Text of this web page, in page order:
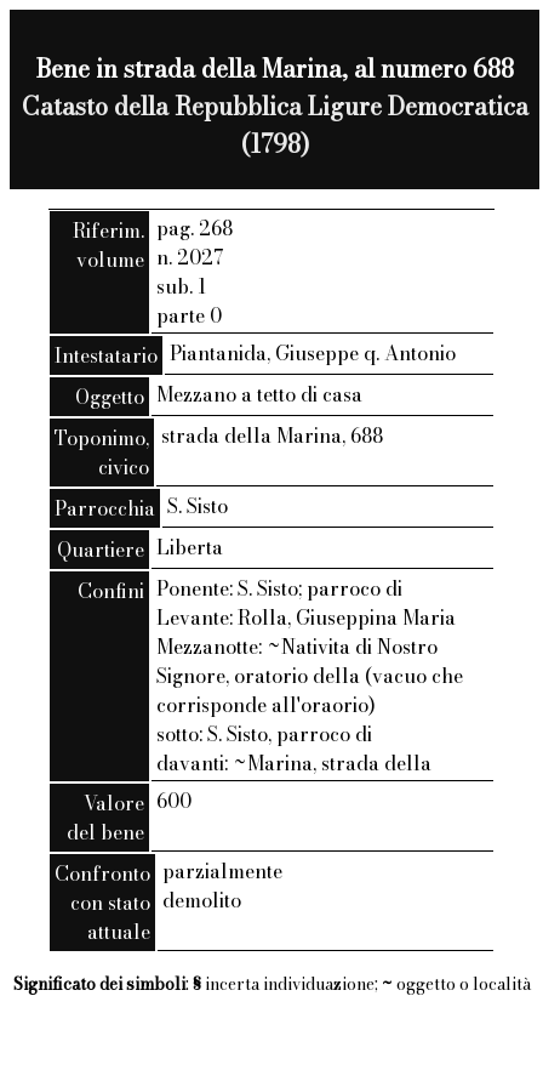
Bene in strada della Marina, al numero 688
Catasto della Repubblica Ligure Democratica
(1798)
Riferim.
volume
pag. 268
n. 2027
sub. 1
parte 0
Intestatario Piantanida, Giuseppe q. Antonio
Oggetto Mezzano a tetto di casa
Toponimo,
civico
strada della Marina, 688
Parrocchia S. Sisto
Quartiere Liberta
Confini Ponente: S. Sisto; parroco di
Levante: Rolla, Giuseppina Maria
Mezzanotte: ~Nativita di Nostro
Signore, oratorio della (vacuo che
corrisponde all'oraorio)
sotto: S. Sisto, parroco di
davanti: ~Marina, strada della
Valore
del bene
600
Confronto
con stato
attuale
parzialmente
demolito
Significato dei simboli: §incerta individuazione; ~ oggetto o località